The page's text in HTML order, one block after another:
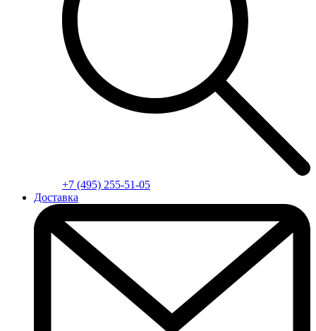
+7 (495) 255-51-05
Доставка